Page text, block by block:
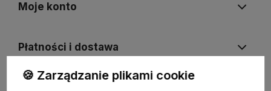
Moje konto
Płatności i dostawa
🍪 Zarządzanie plikami cookie